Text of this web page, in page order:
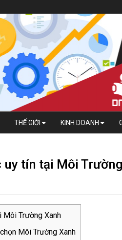
THẾ GIỚI KINH DOANH
tín tại Môi
Trường Xanh
Môi Trường Xanh